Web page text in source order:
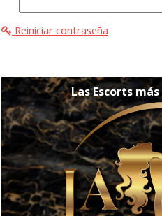
Reiniciar contraseña
Las Escorts